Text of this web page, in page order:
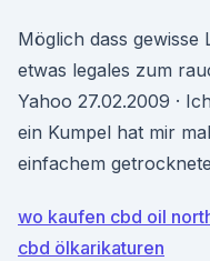
Möglich dass gewisse
etwas legales zum
Yahoo 27.02.2009 ·
ein Kumpel hat mir
einfachem
wo kaufen cbd oil
cbd ölkarikaturen